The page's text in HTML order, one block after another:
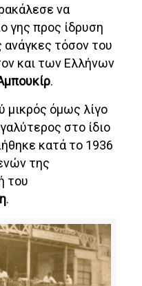
να
γης προς ίδρυση
ανάγκες τόσον του
και των Ελλήνων
.
μικρός όμως λίγο
στο ίδιο
κατά το 1936
της
του
.